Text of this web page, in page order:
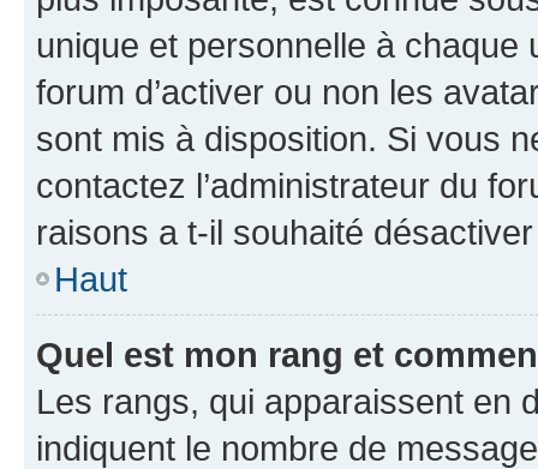
unique et personnelle à chaque
forum d’activer ou non les
sont mis à disposition. Si vous
contactez l’administrateur du
raisons a t-il souhaité
Haut
Quel est mon rang et
Les rangs, qui apparaissent en
indiquent le nombre de